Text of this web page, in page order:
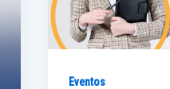
Eventos